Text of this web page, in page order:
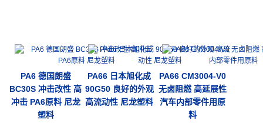
PA6 德国朗盛
BC30S 冲击改性 高
冲击 PA6原料 尼龙
塑料
PA66 日本旭化成
90G50 良好的外观
高流动性 尼龙塑料
PA66 CM3004-V0
无卤阻燃 高延展性
汽车内部零件用原
料